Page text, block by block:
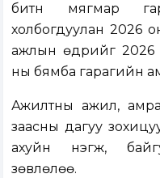
битүүн мягмар
холбогдуулан 2026
ажлын өдрийг 2026
ны бямба гарагийн
Ажилтны ажил,
заасны дагуу
ахуйн нэгж,
зөвлөлөө.